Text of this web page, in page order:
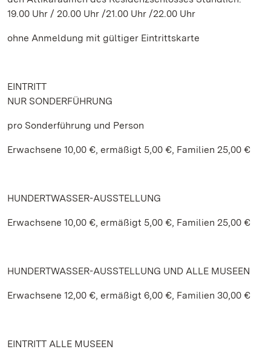
19.00 Uhr / 20.00 Uhr /21.00 Uhr /22.00 Uhr
ohne Anmeldung mit gültiger Eintrittskarte
EINTRITT
NUR SONDERFÜHRUNG
pro Sonderführung und Person
Erwachsene 10,00 €, ermäßigt 5,00 €, Familien 25,00 €
HUNDERTWASSER-AUSSTELLUNG
Erwachsene 10,00 €, ermäßigt 5,00 €, Familien 25,00 €
HUNDERTWASSER-AUSSTELLUNG UND ALLE MUSEEN
Erwachsene 12,00 €, ermäßigt 6,00 €, Familien 30,00 €
EINTRITT ALLE MUSEEN